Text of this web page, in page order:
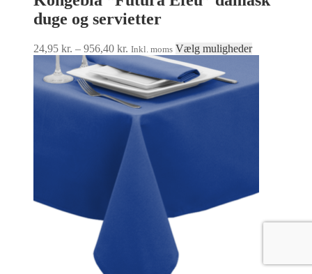
duge og servietter
24,95 kr. – 956,40 kr. Prisinterval:
24,95 kr.
til
956,40 kr.
Inkl. moms Vælg mulighederDette
flere